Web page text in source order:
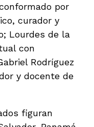
por
curador y
Lourdes de la
con
Rodríguez
y docente de
figuran